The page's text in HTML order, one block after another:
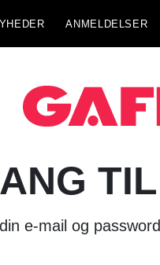
ANMELDELSER
e-mail og